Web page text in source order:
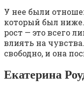
У нее были
который был
рост — это всего
влиять на
свободно, и она
Екатерина